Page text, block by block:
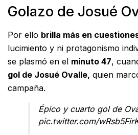
Golazo de Josué
Por ello brilla más en
lucimiento y ni protagonismo
se plasmó en el minuto 47,
gol de Josué Ovalle, quien
campaña.
Épico y cuarto gol de
pic.twitter.com/